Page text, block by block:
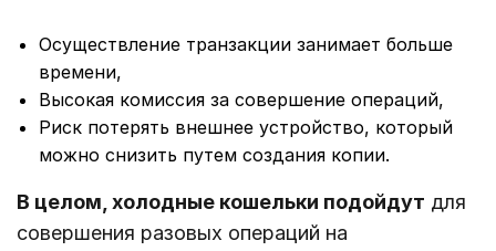
Осуществление транзакции занимает больше
времени,
Высокая комиссия за совершение операций,
Риск потерять внешнее устройство, который
можно снизить путем создания копии.
В целом, холодные кошельки подойдут для
совершения разовых операций на